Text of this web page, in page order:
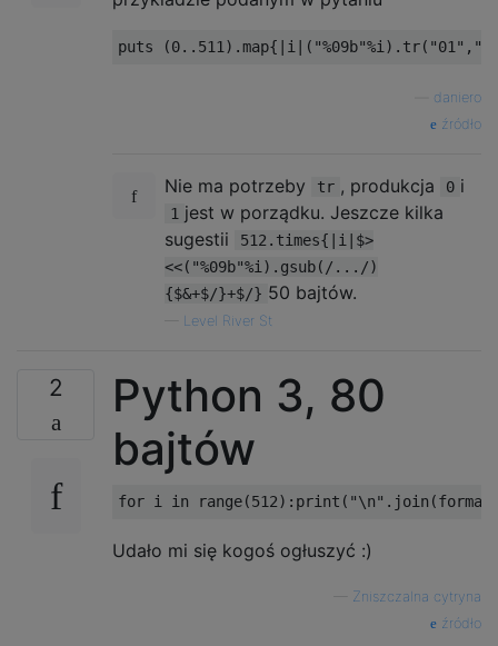
..X
.X.
X..
XXX
X.X
XX.
daniero
źródło
Nie ma potrzeby tr , produkcja 0 i
1 jest w porządku. Jeszcze kilka
sugestii
512.times{|i|$>
<<("%09b"%i).gsub(/.../)
{$&+$/}+$/} 50 bajtów.
Level River St
2
Python 3, 80
bajtów
Udało mi się kogoś ogłuszyć :)
Zniszczalna cytryna
źródło